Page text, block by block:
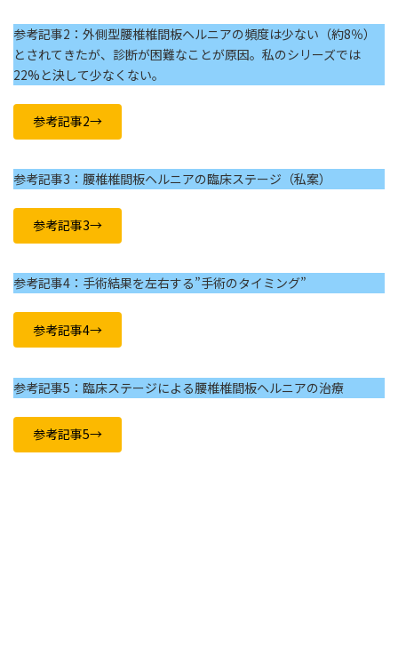
参考記事2：外側型腰椎椎間板ヘルニアの頻度は少ない（約8％）
とされてきたが、診断が困難なことが原因。私のシリーズでは
22%と決して少なくない。
参考記事2→
参考記事3：腰椎椎間板ヘルニアの臨床ステージ（私案）
参考記事3→
参考記事4：手術結果を左右する”手術のタイミング”
参考記事4→
参考記事5：臨床ステージによる腰椎椎間板ヘルニアの治療
参考記事5→